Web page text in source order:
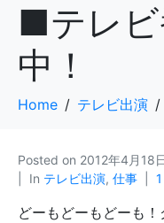
■テレビ
中！
Home テレビ出演
Posted on 2012年4月18
In テレビ出演, 仕事
どーもどーもどーも！